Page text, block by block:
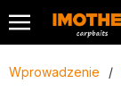
Wprowadzenie /